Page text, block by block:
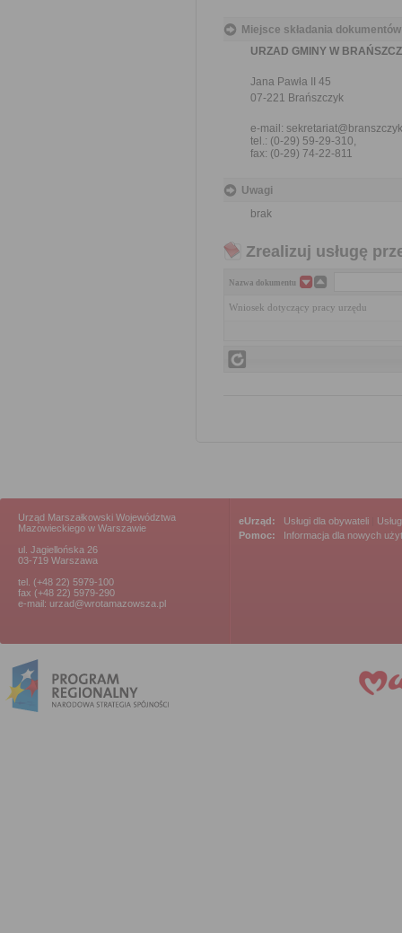
Miejsce składania dokumentów
URZAD GMINY W
Jana Pawła II 45
07-221 Brańszczyk
e-mail:
tel.: (0-29) 59-29-310,
fax: (0-29) 74-22-811
Uwagi
brak
Zrealizuj usługę
Nazwa dokumentu
Wniosek dotyczący pracy urzędu
Urząd Marszałkowski Województwa
Mazowieckiego w Warszawie
ul. Jagiellońska 26
03-719 Warszawa
tel. (+48 22) 5979-100
fax (+48 22) 5979-290
e-mail: urzad@wrotamazowsza.pl
eUrząd: Usługi dla obywateli
Pomoc:
Informacja dla nowych